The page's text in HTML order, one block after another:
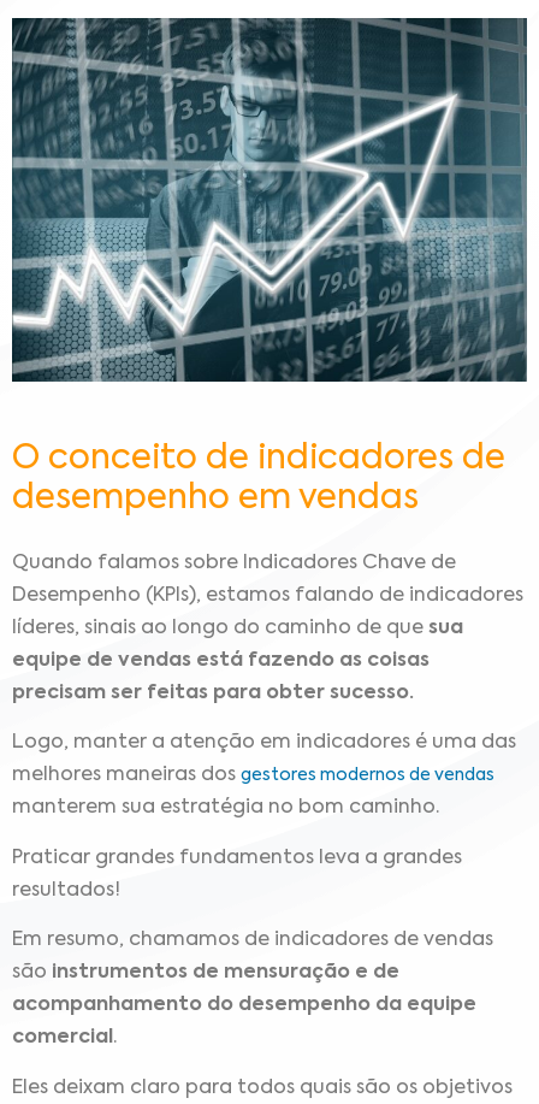
O conceito de indicadores de
desempenho em vendas
Quando falamos sobre Indicadores Chave de
Desempenho (KPIs), estamos falando de indicadores
líderes, sinais ao longo do caminho de que sua
equipe de vendas está fazendo as coisas
precisam ser feitas para obter sucesso.
Logo, manter a atenção em indicadores é uma das
melhores maneiras dos gestores modernos de vendas
manterem sua estratégia no bom caminho.
Praticar grandes fundamentos leva a grandes
resultados!
Em resumo, chamamos de indicadores de vendas
são instrumentos de mensuração e de
acompanhamento do desempenho da equipe
comercial .
Eles deixam claro para todos quais são os objetivos